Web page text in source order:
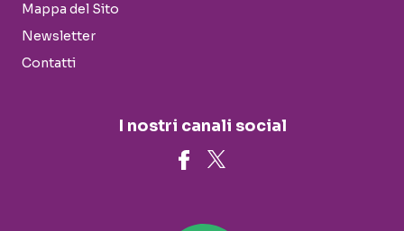
Mappa del Sito
Newsletter
Contatti
I nostri canali social